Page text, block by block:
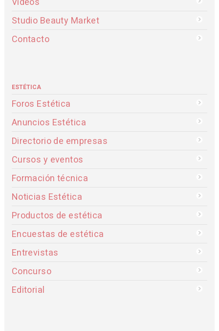
Studio Beauty Market
Contacto
ESTÉTICA
Foros Estética
Anuncios Estética
Directorio de empresas
Cursos y eventos
Formación técnica
Noticias Estética
Productos de estética
Encuestas de estética
Entrevistas
Concurso
Editorial